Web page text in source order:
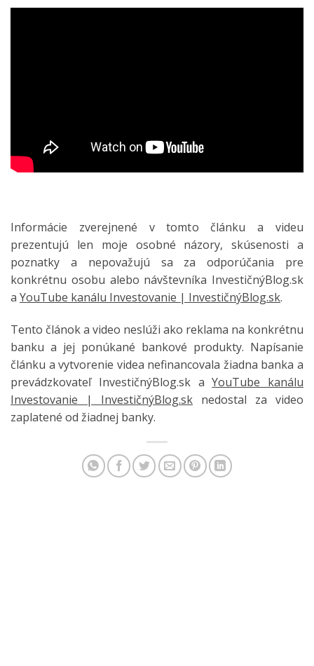
Informácie zverejnené v tomto článku a videu
prezentujú len moje osobné názory, skúsenosti a
poznatky a nepovažujú sa za odporúčania pre
konkrétnu osobu alebo návštevníka InvestičnýBlog.sk
a YouTube kanálu Investovanie | InvestičnýBlog.sk.
Tento článok a video neslúži ako reklama na konkrétnu
banku a jej ponúkané bankové produkty. Napísanie
článku a vytvorenie videa nefinancovala žiadna banka a
prevádzkovateľ InvestičnýBlog.sk aYouTube kanálu
Investovanie | InvestičnýBlog.sk nedostal za video
zaplatené od žiadnej banky.